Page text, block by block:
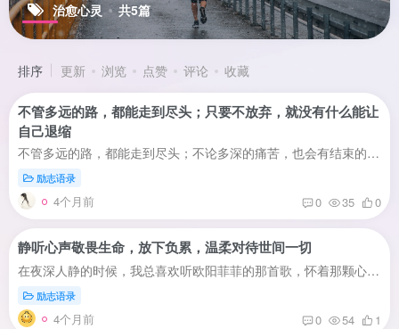
治愈心灵 共5篇
排序 更新 浏览 点赞 评论 收藏
不管多远的路，都能走到尽头；只要不放弃，就没有什么能让
自己退缩
不管多远的路，都能走到尽头；不论多深的痛苦，也会有结束的一天。背负明天的希望，在每一个痛并快乐的日子里，才能走得更加坚强；怀揣未来的梦想，在每一个平凡而不平淡的日子里，才会笑得更加...
励志语录
4个月前 0 35 0
静听心声敬畏生命，放下负累，温柔对待世间一切
在夜深人静的时候，我总喜欢听欧阳菲菲的那首歌，怀着那颗心，敬畏万物敬畏生命。落叶有情，逝云有意，人生苦短，何必带着仇恨之剑嗔怒之刀狂舞于世，学会放下，学会尊动学会敬爱。感恩的心（欧...
励志语录
4个月前 0 54 1